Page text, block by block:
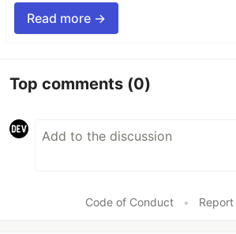
Read more →
Top comments (0)
Code of Conduct •